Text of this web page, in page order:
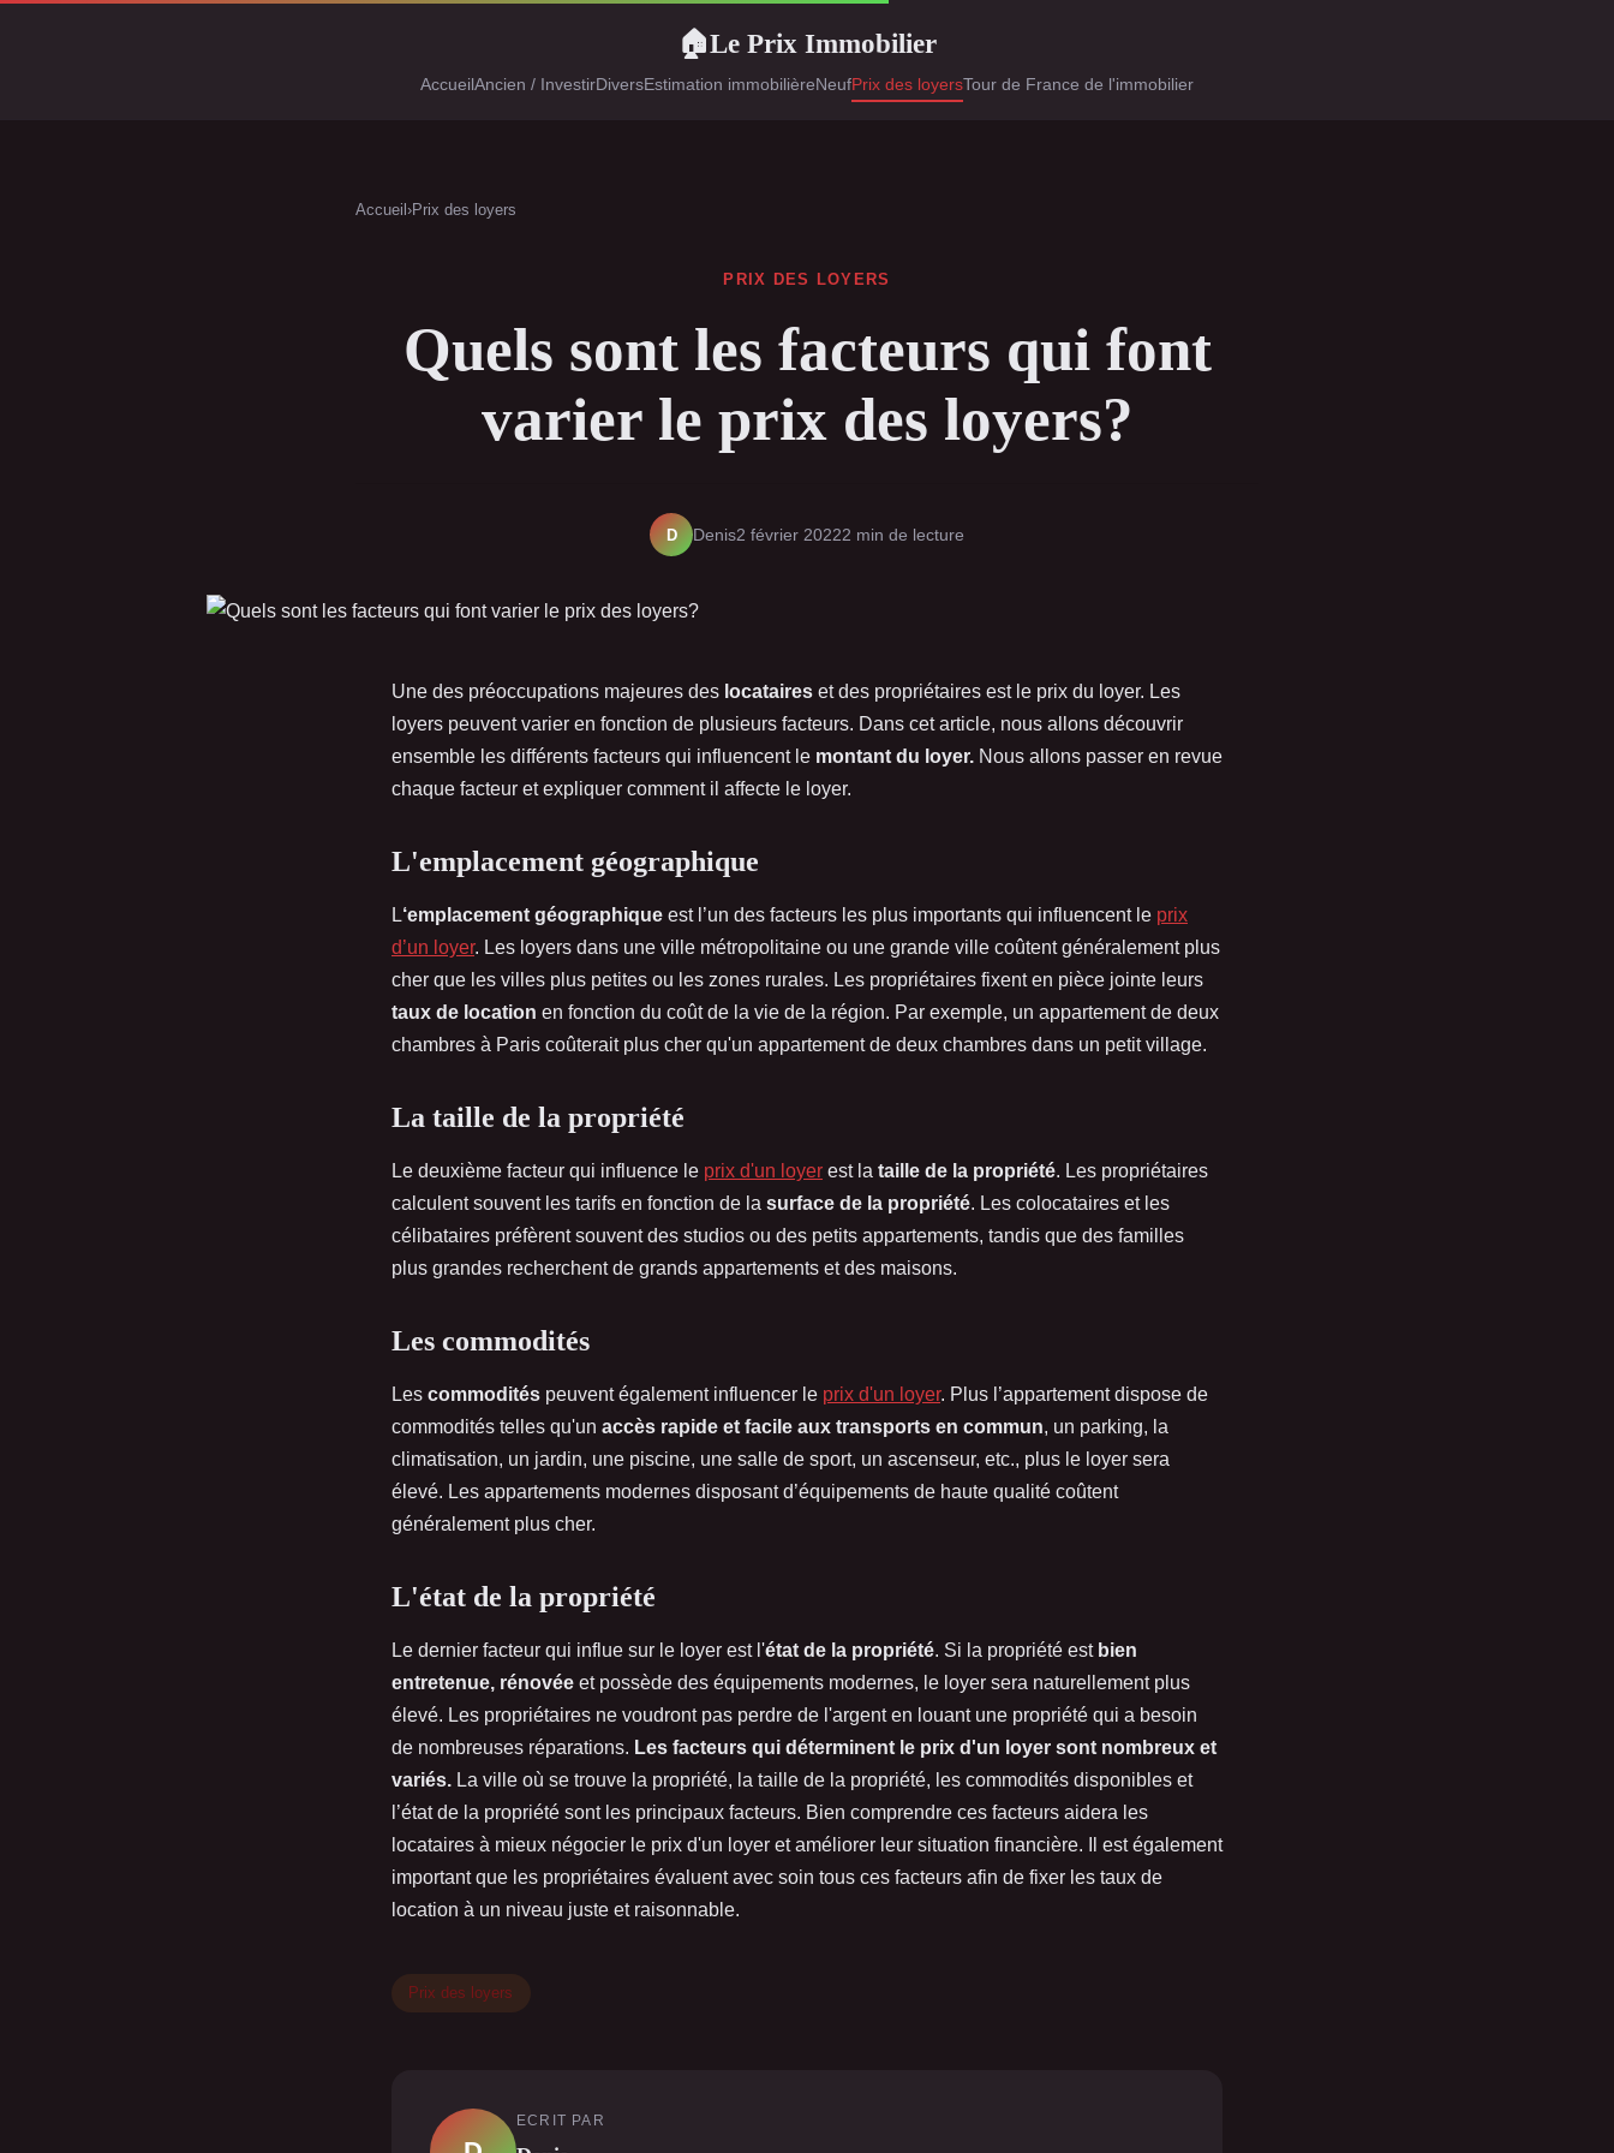
🏠Le Prix Immobilier
AccueilAncien / InvestirDiversEstimation immobilièreNeufPrix des loyersTour de France de l'immobilier
Accueil ›Prix des loyers
PRIX DES LOYERS
Quels sont les facteurs qui font
varier le prix des loyers?
D Denis2 février 20222 min de lecture
Une des préoccupations majeures des locataires et des propriétaires est le prix du loyer. Les
loyers peuvent varier en fonction de plusieurs facteurs. Dans cet article, nous allons découvrir
ensemble les différents facteurs qui influencent le montant du loyer. Nous allons passer en revue
chaque facteur et expliquer comment il affecte le loyer.
L'emplacement géographique
L‘emplacement géographique est l’un des facteurs les plus importants qui influencent le prix
d’un loyer. Les loyers dans une ville métropolitaine ou une grande ville coûtent généralement plus
cher que les villes plus petites ou les zones rurales. Les propriétaires fixent en pièce jointe leurs
taux de location en fonction du coût de la vie de la région. Par exemple, un appartement de deux
chambres à Paris coûterait plus cher qu'un appartement de deux chambres dans un petit village.
La taille de la propriété
Le deuxième facteur qui influence le prix d'un loyer est la taille de la propriété. Les propriétaires
calculent souvent les tarifs en fonction de la surface de la propriété. Les colocataires et les
célibataires préfèrent souvent des studios ou des petits appartements, tandis que des familles
plus grandes recherchent de grands appartements et des maisons.
Les commodités
Les commodités peuvent également influencer le prix d'un loyer. Plus l’appartement dispose de
commodités telles qu'un accès rapide et facile aux transports en commun, un parking, la
climatisation, un jardin, une piscine, une salle de sport, un ascenseur, etc., plus le loyer sera
élevé. Les appartements modernes disposant d’équipements de haute qualité coûtent
généralement plus cher.
L'état de la propriété
Le dernier facteur qui influe sur le loyer est l'état de la propriété. Si la propriété estbien
entretenue, rénovée et possède des équipements modernes, le loyer sera naturellement plus
élevé. Les propriétaires ne voudront pas perdre de l'argent en louant une propriété qui a besoin
de nombreuses réparations. Les facteurs qui déterminent le prix d'un loyer sont nombreux et
variés. La ville où se trouve la propriété, la taille de la propriété, les commodités disponibles et
l’état de la propriété sont les principaux facteurs. Bien comprendre ces facteurs aidera les
locataires à mieux négocier le prix d'un loyer et améliorer leur situation financière. Il est également
important que les propriétaires évaluent avec soin tous ces facteurs afin de fixer les taux de
location à un niveau juste et raisonnable.
Prix des loyers
ECRIT PAR